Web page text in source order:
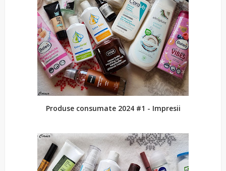
Produse consumate 2024 #1 - Impresii